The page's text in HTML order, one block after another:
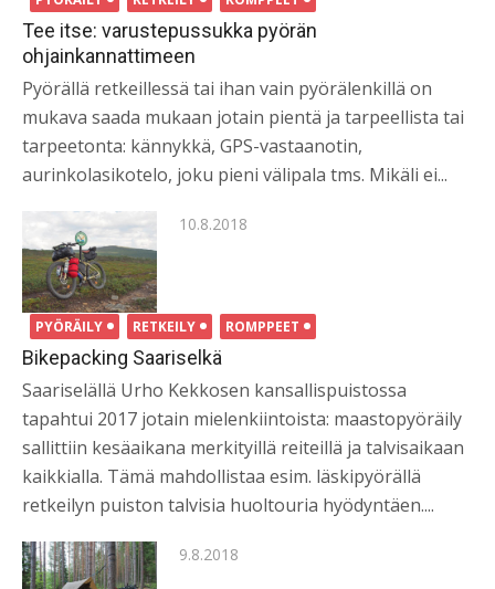
Tee itse: varustepussukka pyörän
ohjainkannattimeen
Pyörällä retkeillessä tai ihan vain pyörälenkillä on
mukava saada mukaan jotain pientä ja tarpeellista tai
tarpeetonta: kännykkä, GPS-vastaanotin,
aurinkolasikotelo, joku pieni välipala tms. Mikäli ei...
Posted
10.8.2018
PYÖRÄILY RETKEILY ROMPPEET
Bikepacking Saariselkä
Saariselällä Urho Kekkosen kansallispuistossa
tapahtui 2017 jotain mielenkiintoista: maastopyöräily
sallittiin kesäaikana merkityillä reiteillä ja talvisaikaan
kaikkialla. Tämä mahdollistaa esim. läskipyörällä
retkeilyn puiston talvisia huoltouria hyödyntäen....
Posted
9.8.2018